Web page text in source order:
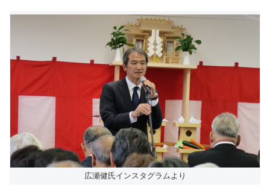
広瀬健氏インスタグラムより